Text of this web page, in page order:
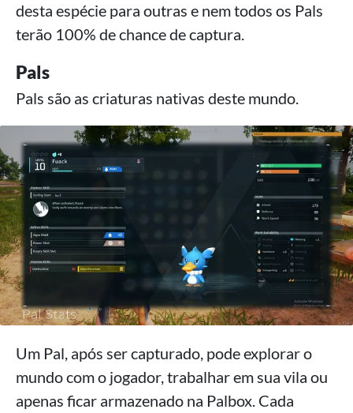
desta espécie para outras e nem todos os Pals
terão 100% de chance de captura.
Pals
Pals são as criaturas nativas deste mundo.
Um Pal, após ser capturado, pode explorar o
mundo com o jogador, trabalhar em sua vila ou
apenas ficar armazenado na Palbox. Cada